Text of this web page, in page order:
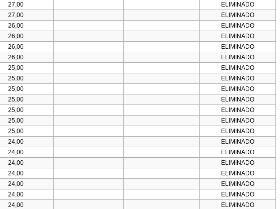
27,00
ELIMINADO
27,00
ELIMINADO
26,00
ELIMINADO
26,00
ELIMINADO
26,00
ELIMINADO
26,00
ELIMINADO
25,00
ELIMINADO
25,00
ELIMINADO
25,00
ELIMINADO
25,00
ELIMINADO
25,00
ELIMINADO
25,00
ELIMINADO
25,00
ELIMINADO
24,00
ELIMINADO
24,00
ELIMINADO
24,00
ELIMINADO
24,00
ELIMINADO
24,00
ELIMINADO
24,00
ELIMINADO
24,00
ELIMINADO